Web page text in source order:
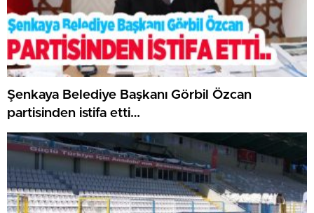
Şenkaya Belediye Başkanı Görbil Özcan
partisinden istifa etti…